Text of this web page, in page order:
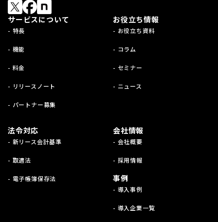
サービスについて
- 特長
- 機能
- 料金
- リリースノート
- パートナー募集
お役立ち情報
- お役立ち資料
- コラム
- セミナー
- ニュース
法令対応
- 新リース会計基準
- 取適法
- 電子帳簿保存法
会社情報
- 会社概要
- 採用情報
事例
- 導入事例
- 導入企業一覧